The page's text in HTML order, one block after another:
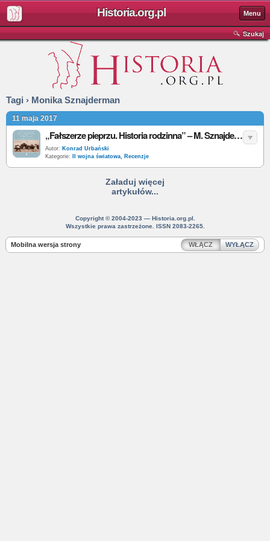
Historia.org.pl Menu
Szukaj
Tagi › Monika Sznajderman
11 maja 2017
„Fałszerze pieprzu. Historia rodzinna” – M. Sznajderman – recenzja
Autor: Konrad Urbański
Kategorie:
II wojna światowa, Recenzje
Załaduj więcej
artykułów...
Copyright © 2004-2023 — Historia.org.pl.
Wszystkie prawa zastrzeżone. ISSN 2083-2265.
Mobilna wersja strony WŁĄCZ WYŁĄCZ